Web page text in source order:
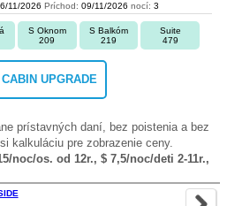
11/2026 Príchod: 09/11/2026 nocí: 3
S Oknom
209
S Balkóm
219
Suite
479
UPGRADE
prístavných daní, bez poistenia a bez
kalkuláciu pre zobrazenie ceny.
noc/os. od 12r., $ 7,5/noc/deti 2-11r.,